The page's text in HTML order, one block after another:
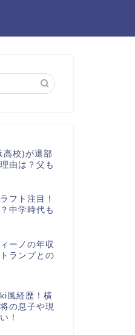
高校)が退部
由は？父も
フト注目！
中学時代も
ーノの年収
ランプとの
風経歴！横
の息子や現
！